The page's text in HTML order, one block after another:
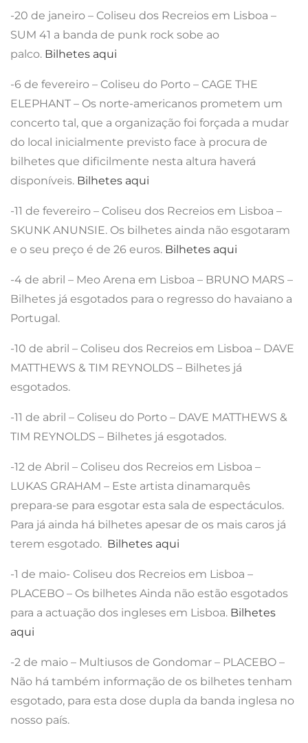
-20 de janeiro – Coliseu dos Recreios em Lisboa –
SUM 41 a banda de punk rock sobe ao
palco. Bilhetes aqui
-6 de fevereiro – Coliseu do Porto – CAGE THE
ELEPHANT – Os norte-americanos prometem um
concerto tal, que a organização foi forçada a mudar
do local inicialmente previsto face à procura de
bilhetes que dificilmente nesta altura haverá
disponíveis. Bilhetes aqui
-11 de fevereiro – Coliseu dos Recreios em Lisboa –
SKUNK ANUNSIE. Os bilhetes ainda não esgotaram
e o seu preço é de 26 euros. Bilhetes aqui
-4 de abril – Meo Arena em Lisboa – BRUNO MARS –
Bilhetes já esgotados para o regresso do havaiano a
Portugal.
-10 de abril – Coliseu dos Recreios em Lisboa – DAVE
MATTHEWS & TIM REYNOLDS – Bilhetes já
esgotados.
-11 de abril – Coliseu do Porto – DAVE MATTHEWS &
TIM REYNOLDS – Bilhetes já esgotados.
-12 de Abril – Coliseu dos Recreios em Lisboa –
LUKAS GRAHAM – Este artista dinamarquês
prepara-se para esgotar esta sala de espectáculos.
Para já ainda há bilhetes apesar de os mais caros já
terem esgotado. Bilhetes aqui
-1 de maio- Coliseu dos Recreios em Lisboa –
PLACEBO – Os bilhetes Ainda não estão esgotados
para a actuação dos ingleses em Lisboa. Bilhetes
aqui
-2 de maio – Multiusos de Gondomar – PLACEBO –
Não há também informação de os bilhetes tenham
esgotado, para esta dose dupla da banda inglesa no
nosso país.